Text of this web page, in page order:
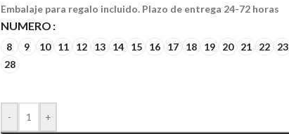
Embalaje para regalo incluido. Plazo de entrega 24-72 horas
NUMERO
8 9 10 11 12 13 14 15 16 17 18 19 20 21 22 23
28
- +